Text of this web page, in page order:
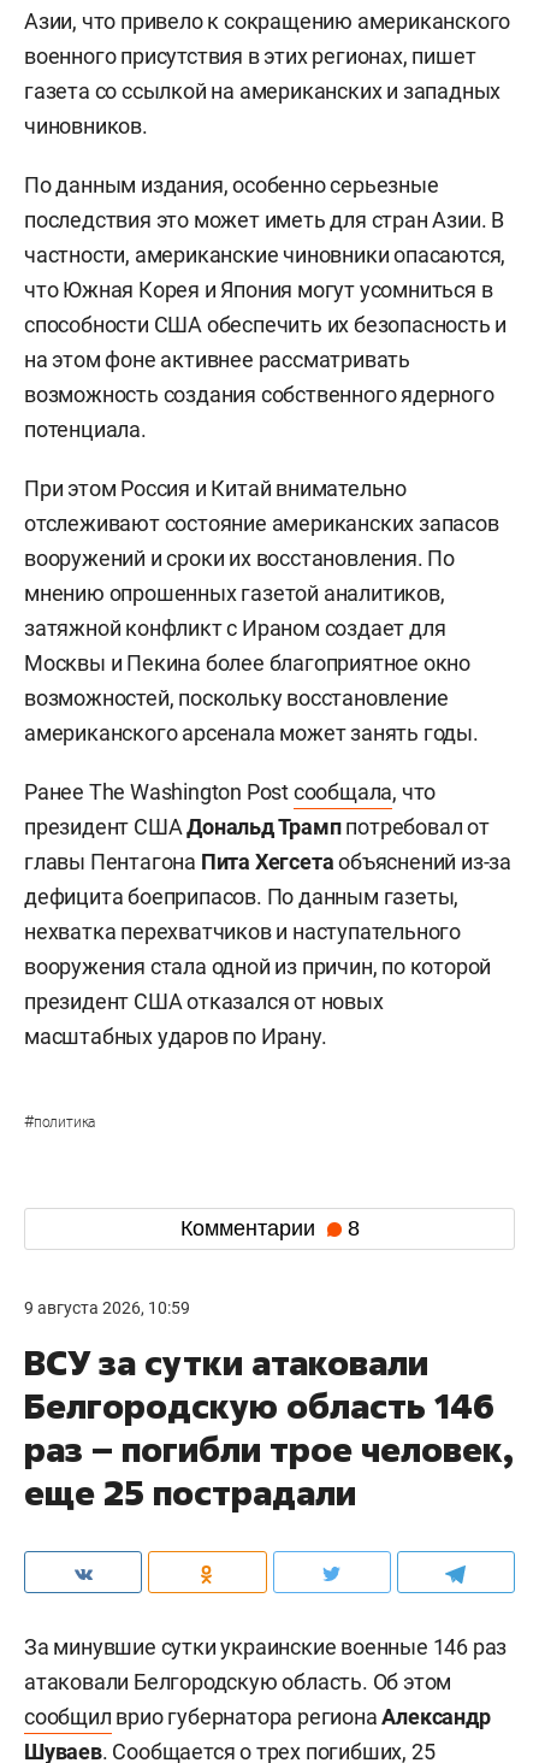
Азии, что привело к сокращению американского
военного присутствия в этих регионах, пишет
газета со ссылкой на американских и западных
чиновников.
По данным издания, особенно серьезные
последствия это может иметь для стран Азии. В
частности, американские чиновники опасаются,
что Южная Корея и Япония могут усомниться в
способности США обеспечить их безопасность и
на этом фоне активнее рассматривать
возможность создания собственного ядерного
потенциала.
При этом Россия и Китай внимательно
отслеживают состояние американских запасов
вооружений и сроки их восстановления. По
мнению опрошенных газетой аналитиков,
затяжной конфликт с Ираном создает для
Москвы и Пекина более благоприятное окно
возможностей, поскольку восстановление
американского арсенала может занять годы.
Ранее The Washington Postсообщала, что
президент СШАДональд Трамппотребовал от
главы Пентагона Пита Хегсетаобъяснений из-за
дефицита боеприпасов. По данным газеты,
нехватка перехватчиков и наступательного
вооружения стала одной из причин, по которой
президент США отказался от новых
масштабных ударов по Ирану.
#политика
Комментарии 8
9 августа 2026, 10:59
ВСУ за сутки атаковали
Белгородскую область 146
раз – погибли трое человек,
еще 25 пострадали
За минувшие сутки украинские военные 146 раз
атаковали Белгородскую область. Об этом
сообщил врио губернатора регионаАлександр
Шуваев. Сообщается о трех погибших, 25